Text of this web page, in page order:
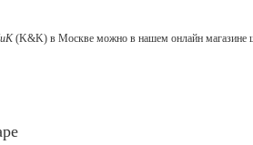
(K&K) в Москве можно в нашем онлайн магазине